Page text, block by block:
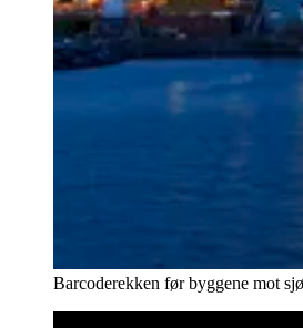
Barcoderekken før byggene mot